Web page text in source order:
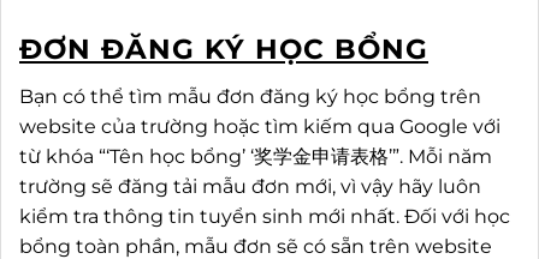
ĐƠN ĐĂNG KÝ HỌC BỔNG
Bạn có thể tìm mẫu đơn đăng ký học bổng trên
website của trường hoặc tìm kiếm qua Google với
từ khóa “‘Tên học bổng’ ‘奖学金申请表格’”. Mỗi năm
trường sẽ đăng tải mẫu đơn mới, vì vậy hãy luôn
kiểm tra thông tin tuyển sinh mới nhất. Đối với học
bổng toàn phần, mẫu đơn sẽ có sẵn trên website